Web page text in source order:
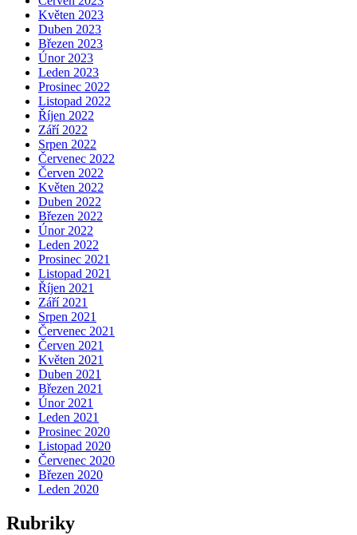
Květen 2023
Duben 2023
Březen 2023
Únor 2023
Leden 2023
Prosinec 2022
Listopad 2022
Říjen 2022
Září 2022
Srpen 2022
Červenec 2022
Červen 2022
Květen 2022
Duben 2022
Březen 2022
Únor 2022
Leden 2022
Prosinec 2021
Listopad 2021
Říjen 2021
Září 2021
Srpen 2021
Červenec 2021
Červen 2021
Květen 2021
Duben 2021
Březen 2021
Únor 2021
Leden 2021
Prosinec 2020
Listopad 2020
Červenec 2020
Březen 2020
Leden 2020
Rubriky